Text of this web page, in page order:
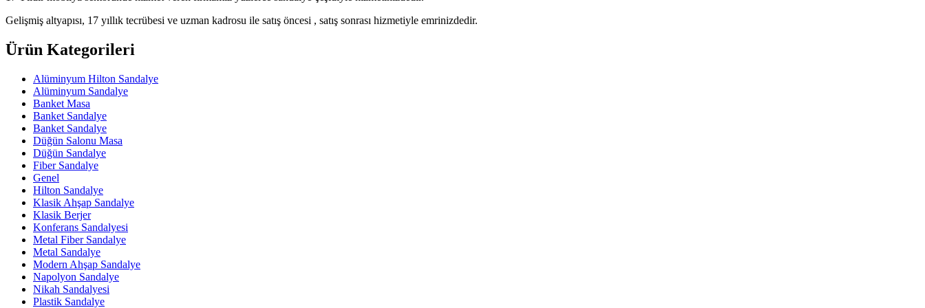
Gelişmiş altyapısı, 17 yıllık tecrübesi ve uzman kadrosu ile satış öncesi , satış sonrası hizmetiyle emrinizdedir.
Ürün Kategorileri
Alüminyum Hilton Sandalye
Alüminyum Sandalye
Banket Masa
Banket Sandalye
Banket Sandalye
Düğün Salonu Masa
Düğün Sandalye
Fiber Sandalye
Genel
Hilton Sandalye
Klasik Ahşap Sandalye
Klasik Berjer
Konferans Sandalyesi
Metal Fiber Sandalye
Metal Sandalye
Modern Ahşap Sandalye
Napolyon Sandalye
Nikah Sandalyesi
Plastik Sandalye